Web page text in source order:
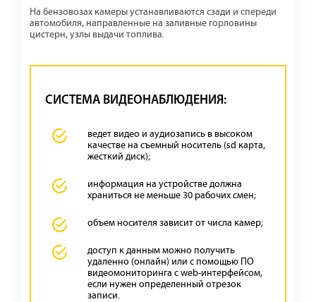
На бензовозах камеры устанавливаются сзади и спереди
автомобиля, направленные на заливные горловины
цистерн, узлы выдачи топлива.
СИСТЕМА ВИДЕОНАБЛЮДЕНИЯ:
ведет видео и аудиозапись в высоком
качестве на съемный носитель (sd карта,
жесткий диск);
информация на устройстве должна
храниться не меньше 30 рабочих смен;
объем носителя зависит от числа камер;
доступ к данным можно получить
удаленно (онлайн) или с помощью ПО
видеомониторинга с web-интерфейсом,
если нужен определенный отрезок
записи.